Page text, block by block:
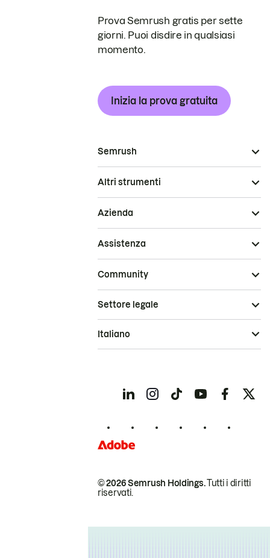
Prova Semrush gratis per sette
giorni. Puoi disdire in qualsiasi
momento.
Inizia la prova gratuita
Semrush
Altri strumenti
Azienda
Assistenza
Community
© 2026 Semrush Holdings.Tutti i diritti
riservati.
Settore legale
Italiano